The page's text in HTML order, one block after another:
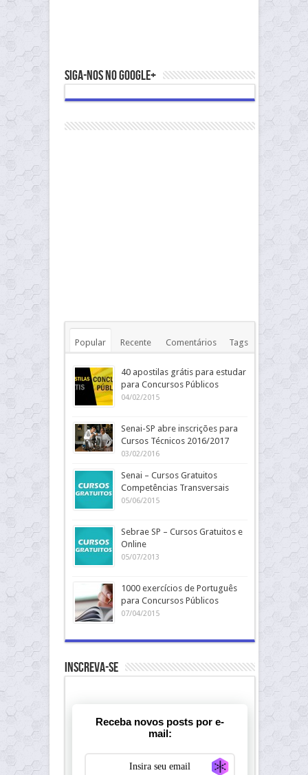
Siga-nos no Google+
Popular Recente Comentários Tags
40 apostilas grátis para estudar
para Concursos Públicos
04/02/2015
Senai-SP abre inscrições para
Cursos Técnicos 2016/2017
03/02/2016
Senai – Cursos Gratuitos
Competências Transversais
05/06/2015
Sebrae SP – Cursos Gratuitos e
Online
05/07/2013
1000 exercícios de Português
para Concursos Públicos
07/04/2015
Inscreva-se
Receba novos posts por e-
mail:
Generate new